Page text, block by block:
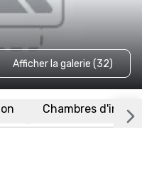
Afficher la galerie (32)
Chambres